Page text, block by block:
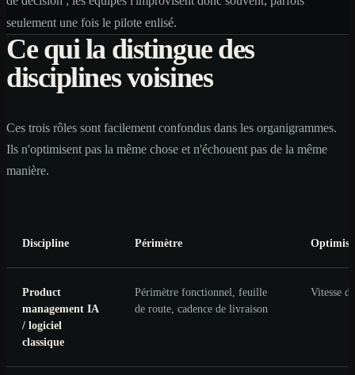
seulement une fois le pilote enlisé.
Ce qui la distingue des
disciplines voisines
Ces trois rôles sont facilement confondus dans les organigrammes.
Ils n'optimisent pas la même chose et n'échouent pas de la même
manière.
Discipline Périmètre Optimise
Product
management IA
/ logiciel
classique
Périmètre fonctionnel, feuille
de route, cadence de livraison
Vitesse